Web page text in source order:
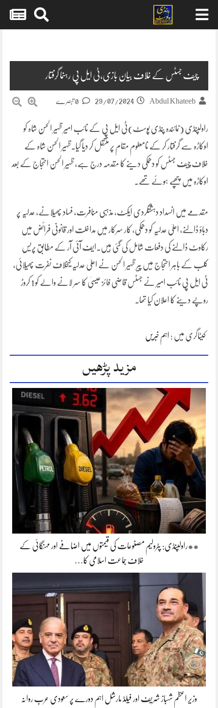
چیف جسٹس کے خلاف بیان بازی،ٹی ایل پی رہنما گرفتار
Abdul Khateeb
29/07/2024
راولپنڈی (نمائندہ پنڈی پوسٹ)ٹی ایل پی کے نائب امیر ظہیر الحسن شاہ کو
اوکاڑہ سے گرفتار کر کے نامعلوم مقام پر منتقل کر دیا گیا۔ظہیر الحسن شاہ کے
خلاف چیف جسٹس کو دھمکی دینے کا مقدمہ درج ہے، ظہیر الحسن احتجاج کے بعد
اوکاڑہ میں چھپے ہوئے تھے۔
مقدمے میں انسداد دہشتگردی ایکٹ، مذہبی منافرت، فساد پھیلانے، عدلیہ پر
دباؤ ڈالنے، اعلیٰ عدلیہ کو دھمکی، کار سرکار میں مداخلت اور قانونی فرائض میں
رکاوٹ ڈالنے کی دفعات شامل کی گئی ہیں۔ایف آئی آر کے مطابق پریس
کلب کے باہر احتجاج میں پیر ظہیر الحسن نے اعلیٰ عدلیہ کیخلاف نفرت پھیلائی،
ٹی ایل پی نائب امیر نے جسٹس قاضی فائز عیسیٰ کا سر لانے والے کو 1 کروڑ
روپے دینے کا اعلان کیا تھا۔
کیٹاگری میں : اہم خبریں
مزید پڑھیں
**راولپنڈی: پٹرولیم مصنوعات کی قیمتوں میں اضافے اور مہنگائی کے
خلاف جماعت اسلامی کا…
وزیر اعظم شہباز شریف اور فیلڈ مارشل اہم دورے پر سعودی عرب روانہ